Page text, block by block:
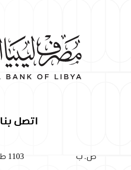
اتصل بنا
ص. ب 1103 طرابلس- ليبيا